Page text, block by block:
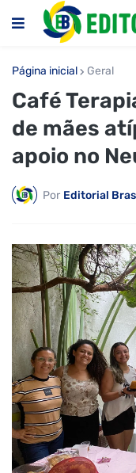
Página inicial Geral
Café
de mães
apoio no
Por Editorial